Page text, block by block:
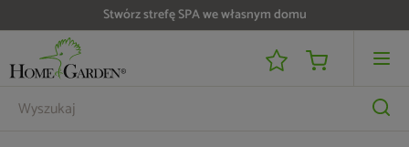
Stwórz strefę SPA we własnym domu